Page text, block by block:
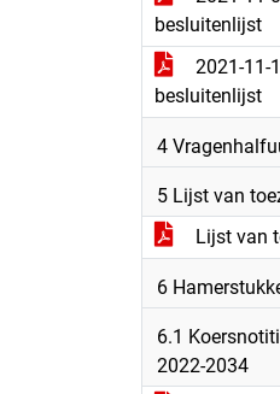
besluitenlijst
2021-11-
besluitenlijst
4
5 Lijst van
Lijst van
6
6.1
2022-2034